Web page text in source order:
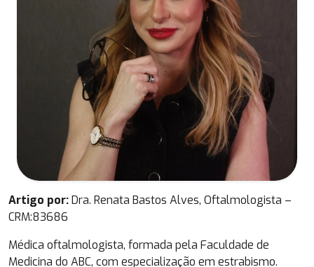
Artigo por:Dra. Renata Bastos Alves, Oftalmologista –
CRM:83686
Médica oftalmologista, formada pela Faculdade de
Medicina do ABC, com especialização em estrabismo.